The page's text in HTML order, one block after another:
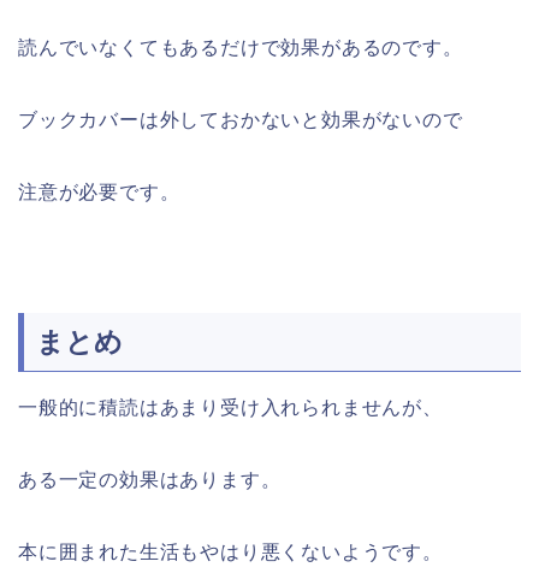
読んでいなくてもあるだけで効果があるのです。
ブックカバーは外しておかないと効果がないので
注意が必要です。
まとめ
一般的に積読はあまり受け入れられませんが、
ある一定の効果はあります。
本に囲まれた生活もやはり悪くないようです。